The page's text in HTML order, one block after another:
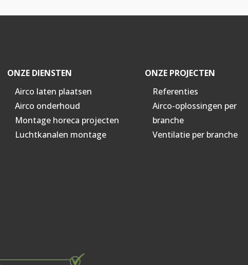
ONZE DIENSTEN
Airco laten plaatsen
Airco onderhoud
Montage horeca projecten
Luchtkanalen montage
ONZE PROJECTEN
Referenties
Airco-oplossingen per
branche
Ventilatie per branche